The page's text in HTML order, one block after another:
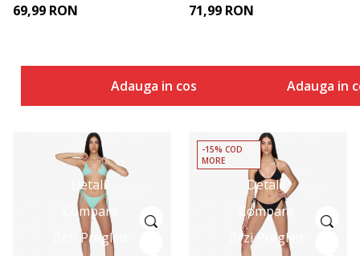
69,99 RON
Adauga in cos
71,99 RON
Adauga in
Detalii
Compara
Brzi Pregled
Detalii
Compara
Brzi Pregled
-15% COD
MORE